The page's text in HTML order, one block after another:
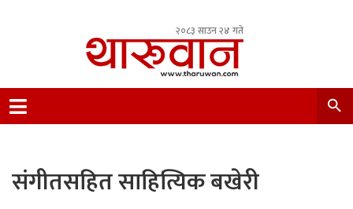
२०८३ साउन २४ गते
Nepal.
संगीतसहित साहित्यिक बखेरी